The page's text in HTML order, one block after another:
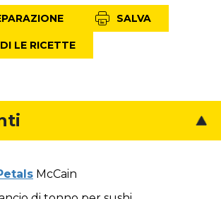
SALVA
LE RICETTE
McCain